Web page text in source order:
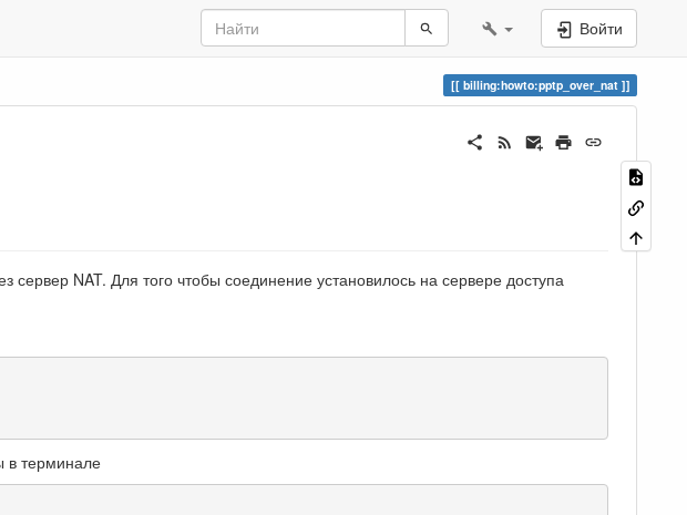
Войти
billing:howto:pptp_over_nat
сервер NAT. Для того чтобы соединение установилось на сервере доступа
в терминале